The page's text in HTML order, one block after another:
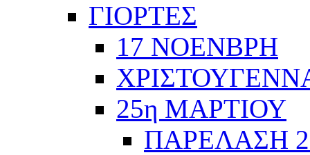
ΓΙΟΡΤΕΣ
17 ΝΟΕΝΒΡΗ
25η ΜΑΡΤΙΟΥ
ΠΑΡΕΛΑΣΗ